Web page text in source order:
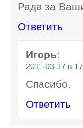
Рада за
Ответить
Игорь:
2011-03-17 в
Спасибо.
Ответить